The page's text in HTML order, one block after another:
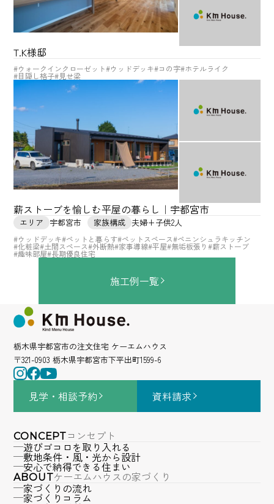
T.K様邸
#ウォークインクローゼット#ウッドデッキ#コの字#ホテルライク
#目隠し格子#見せ梁
薪ストーブを愉しむ平屋の暮らし｜宇都宮市
エリア 宇都宮市 家族構成 夫婦+子供2人
#ウッドデッキ#ペットと暮らす#ペットスペース#ペニンシュラキッチン
#化粧梁#土間スペース#外断熱#家事導線#平屋#無垢板張り#薪ストーブ
#趣味部屋#長期優良住宅
施工例一覧
栃木県宇都宮市の注文住宅 ケーエムハウス
〒321-0903 栃木県宇都宮市下平出町1599-6
見学・相談予約 資料請求
CONCEPTコンセプト
遊びゴコロを取り入れる
敷地条件・風・光から設計
安心で納得できる住まい
ABOUTケーエムハウスの家づくり
家づくりの流れ
家づくりコラム